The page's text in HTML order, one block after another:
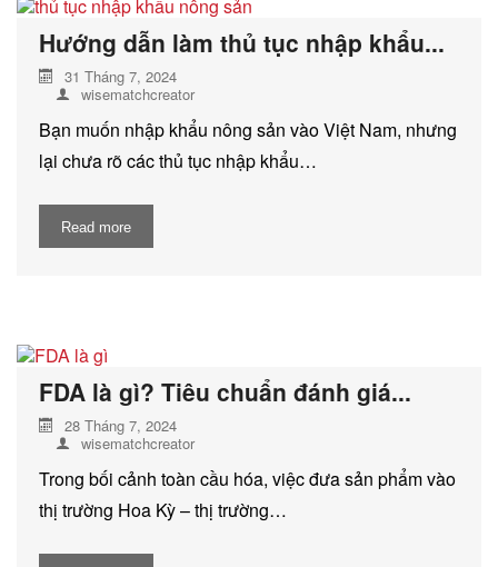
Hướng dẫn làm thủ tục nhập khẩu...
31 Tháng 7, 2024
wisematchcreator
Bạn muốn nhập khẩu nông sản vào Việt Nam, nhưng
lại chưa rõ các thủ tục nhập khẩu…
Read more
FDA là gì? Tiêu chuẩn đánh giá...
28 Tháng 7, 2024
wisematchcreator
Trong bối cảnh toàn cầu hóa, việc đưa sản phẩm vào
thị trường Hoa Kỳ – thị trường…